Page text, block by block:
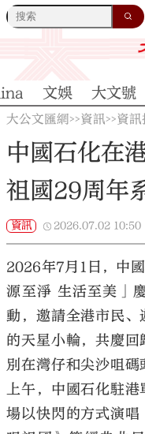
文娛 大文號
大公文匯網>>資訊>>資訊
中國石化在
祖國29周年
資訊 2026.07.02 10:50
2026年7月1日，中
源至淨 生活至美」
動，邀請全港市民
的天星小輪，共慶
別在灣仔和尖沙咀
上午，中國石化駐
場以快閃的方式演